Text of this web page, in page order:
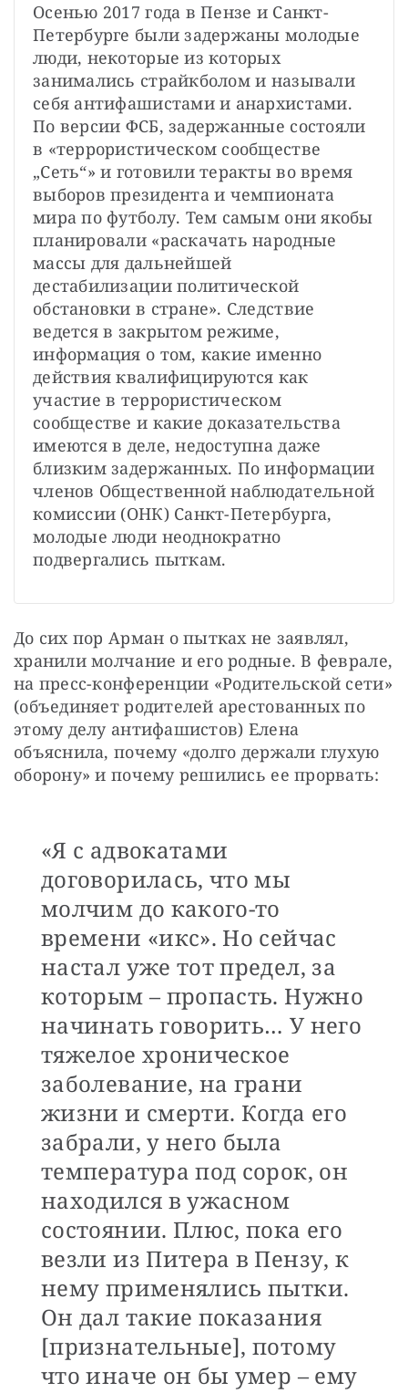
Осенью 2017 года в Пензе и Санкт-
Петербурге были задержаны молодые
люди, некоторые из которых
занимались страйкболом и называли
себя антифашистами и анархистами.
По версии ФСБ, задержанные состояли
в «террористическом сообществе
„Сеть“» и готовили теракты во время
выборов президента и чемпионата
мира по футболу. Тем самым они якобы
планировали «раскачать народные
массы для дальнейшей
дестабилизации политической
обстановки в стране». Следствие
ведется в закрытом режиме,
информация о том, какие именно
действия квалифицируются как
участие в террористическом
сообществе и какие доказательства
имеются в деле, недоступна даже
близким задержанных. По информации
членов Общественной наблюдательной
комиссии (ОНК) Санкт-Петербурга,
молодые люди неоднократно
подвергались пыткам.
До сих пор Арман о пытках не заявлял,
хранили молчание и его родные. В феврале,
на пресс-конференции «Родительской сети»
(объединяет родителей арестованных по
этому делу антифашистов) Елена
объяснила, почему «долго держали глухую
оборону» и почему решились ее прорвать:
«Я с адвокатами
договорилась, что мы
молчим до какого-то
времени «икс». Но сейчас
настал уже тот предел, за
которым – пропасть. Нужно
начинать говорить… У него
тяжелое хроническое
заболевание, на грани
жизни и смерти. Когда его
забрали, у него была
температура под сорок, он
находился в ужасном
состоянии. Плюс, пока его
везли из Питера в Пензу, к
нему применялись пытки.
Он дал такие показания
[признательные], потому
что иначе он бы умер – ему